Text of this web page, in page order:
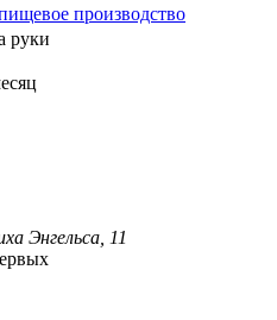
производство
руки
Энгельса, 11